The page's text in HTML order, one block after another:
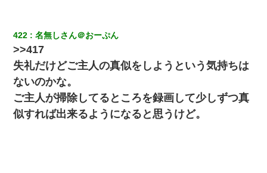
スマホを与えられて、中学卒業する頃にはすっかり女叩きに洗脳
された弟が、大学進学のために一人暮らししたいと言い出した。
【GJ!】会社から帰宅中、広い駐車場にエンジンかけっ放しの車を
発見。しかも「ヒィ～」みたいな声も聞こえてきたので気になっ
て近寄ったら女の子がおっさんの下敷きになってた
422 名無しさん＠おーぷん
>>417
失礼だけどご主人の真似をしようという気持ちは
ないのかな。
ご主人が掃除してるところを録画して少しずつ真
似すれば出来るようになると思うけど。